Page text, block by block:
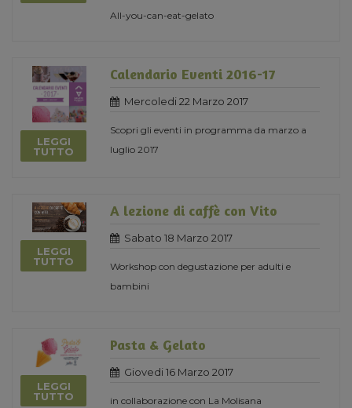
All-you-can-eat-gelato
LEGGI
TUTTO
Calendario Eventi 2016-17
Mercoledi 22 Marzo 2017
Scopri gli eventi in programma da marzo a
luglio 2017
LEGGI
TUTTO
A lezione di caffè con Vito
Sabato 18 Marzo 2017
Workshop con degustazione per adulti e
bambini
LEGGI
TUTTO
Pasta & Gelato
Giovedi 16 Marzo 2017
in collaborazione con La Molisana